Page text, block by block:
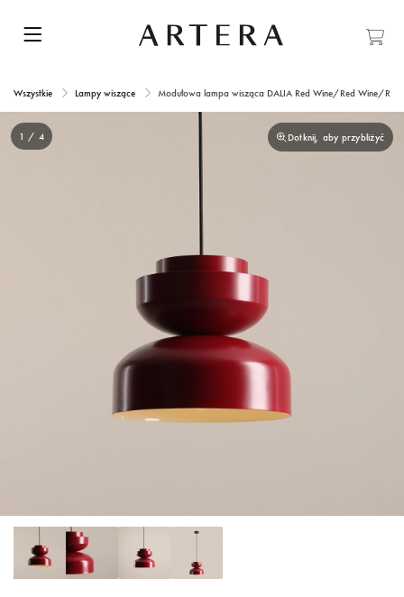
Wszystkie Lampy wiszące Modułowa lampa wisząca DALIA Red Wine/Red Wine/
Dotknij, aby przybliżyć
1 / 4